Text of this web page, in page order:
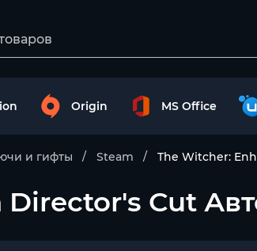
Origin MS Office
и гифты Steam The Witcher:
Cut